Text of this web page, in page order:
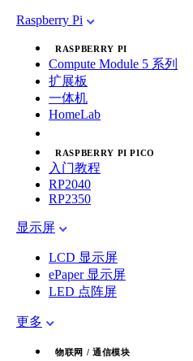
Raspberry Pi
RASPBERRY PI
Compute Module 5 系列
扩展板
一体机
HomeLab
RASPBERRY PI PICO
入门教程
RP2040
RP2350
显示屏
LCD 显示屏
ePaper 显示屏
LED 点阵屏
更多
物联网 / 通信模块